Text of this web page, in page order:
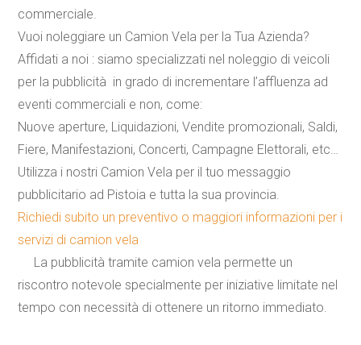
commerciale.
Vuoi noleggiare un Camion Vela per la Tua Azienda?
Affidati a noi : siamo specializzati nel noleggio di veicoli
per la pubblicità in grado di incrementare l’affluenza ad
eventi commerciali e non, come:
Nuove aperture, Liquidazioni, Vendite promozionali, Saldi,
Fiere, Manifestazioni, Concerti, Campagne Elettorali, etc…
Utilizza i nostri Camion Vela per il tuo messaggio
pubblicitario ad Pistoia e tutta la sua provincia.
Richiedi subito un preventivo o maggiori informazioni per i
servizi di camion vela
La pubblicità tramite camion vela permette un
riscontro notevole specialmente per iniziative limitate nel
tempo con necessità di ottenere un ritorno immediato.